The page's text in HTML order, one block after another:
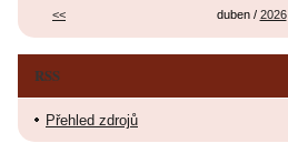
<< duben / 2026
RSS
Přehled zdrojů